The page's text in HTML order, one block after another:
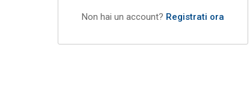
Non hai un account? Registrati ora